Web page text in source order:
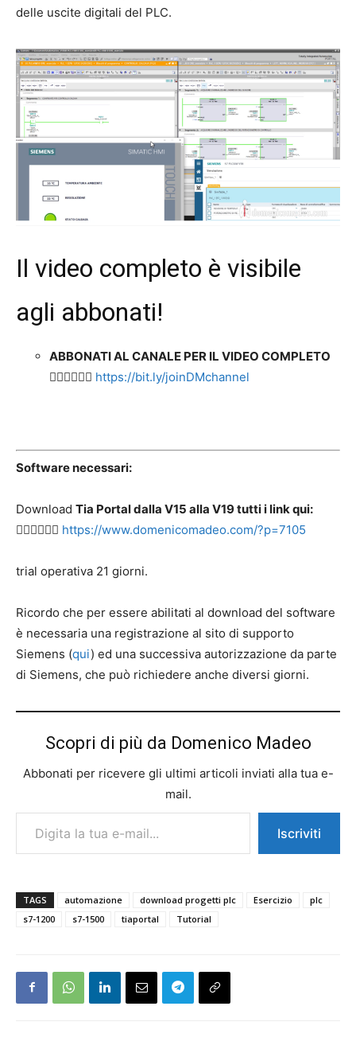
delle uscite digitali del PLC.
Il video completo è visibile
agli abbonati!
ABBONATI AL CANALE PER IL VIDEO COMPLETO
👉🏻👉🏻👉🏻 https://bit.ly/joinDMchannel
Software necessari:
Download Tia Portal dalla V15 alla V19 tutti i link qui:
👉🏻👉🏻👉🏻 https://www.domenicomadeo.com/?p=7105
trial operativa 21 giorni.
Ricordo che per essere abilitati al download del software
è necessaria una registrazione al sito di supporto
Siemens (qui) ed una successiva autorizzazione da parte
di Siemens, che può richiedere anche diversi giorni.
Scopri di più da Domenico Madeo
Abbonati per ricevere gli ultimi articoli inviati alla tua e-
mail.
Digita la tua e-mail...
Iscriviti
TAGS automazione download progetti plc Esercizio
plc
s7-1200
s7-1500 tiaportal Tutorial